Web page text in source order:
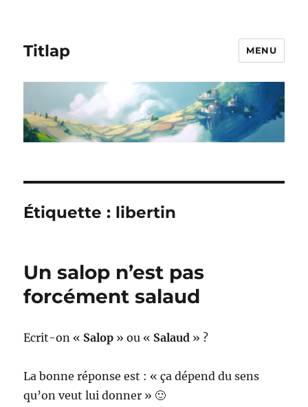
Titlap MENU
Étiquette : libertin
Un salop n’est pas
forcément salaud
Ecrit-on « Salop » ou « Salaud » ?
La bonne réponse est : « ça dépend du sens
qu’on veut lui donner » 🙂